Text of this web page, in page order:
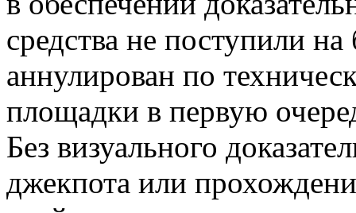
средства не поступили
аннулирован по
площадки в первую
Без визуального
джекпота или